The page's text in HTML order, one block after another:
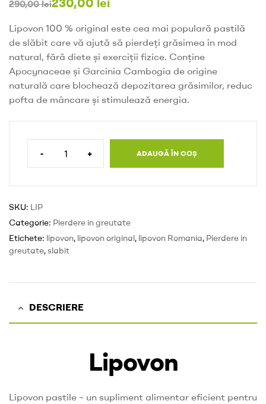
290,00lei
Lipovon 100 % original este cea mai populară pastilă
de slăbit care vă ajută să pierdeți grăsimea în mod
natural, fără diete și exerciții fizice. Conține
Apocynaceae și Garcinia Cambogia de origine
naturală care blochează depozitarea grăsimilor, reduc
pofta de mâncare și stimulează energia.
- + ADAUGĂ ÎN COȘ
SKU: LIP
Categorie: Pierdere in greutate
Etichete: lipovon, lipovon original, lipovon Romania, Pierdere in
greutate,slabit
DESCRIERE
Lipovon
Lipovon pastile – un supliment alimentar eficient pentru